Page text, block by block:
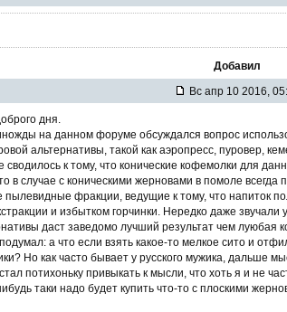
Добавил
Вс апр 10 2016,
дня.
на данном форуме обсуждался вопрос
альтернативы, такой как аэропресс, пуровер,
сводилось к тому, что конические кофемолки для
в случае с коническими жерновами в помоле всегда
пылевидные фракции, ведущие к тому, что напиток
и избытком горчинки. Нередко даже
даст заведомо лучший результат чем луюбая
подумал: а что если взять какое-то мелкое сито и
Но как часто бывает у русского мужика, дальше
потихоньку привыкать к мысли, что хоть я и не
таки надо будет купить что-то с плоскими